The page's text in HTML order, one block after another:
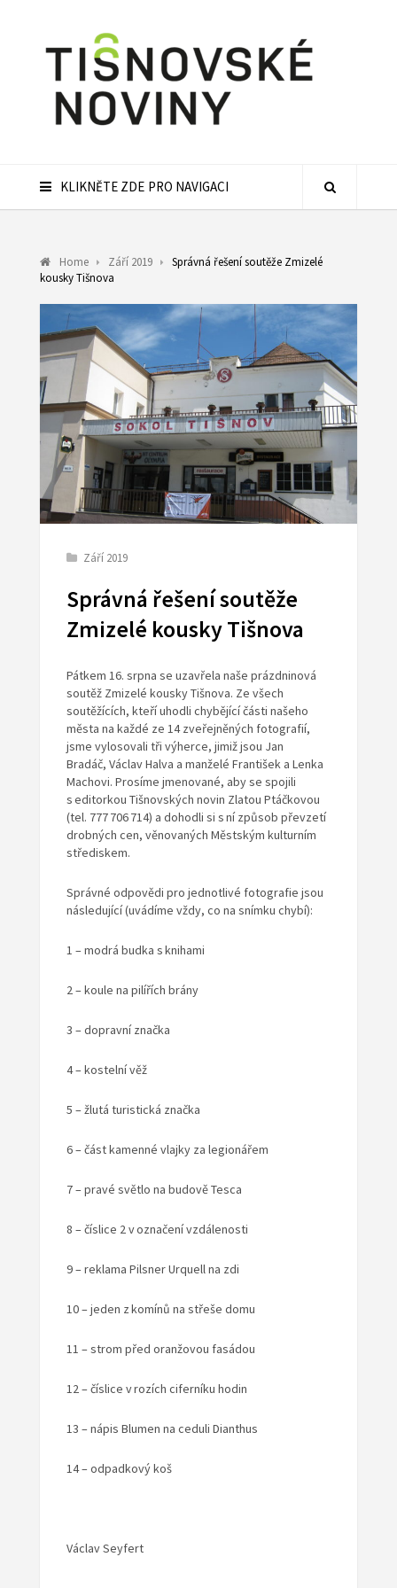
KLIKNĚTE ZDE PRO NAVIGACI
Home Září 2019
Správná řešení soutěže Zmizelé
kousky Tišnova
Září 2019
Správná řešení soutěže
Zmizelé kousky Tišnova
Pátkem 16. srpna se uzavřela naše prázdninová
soutěž Zmizelé kousky Tišnova. Ze všech
soutěžících, kteří uhodli chybějící části našeho
města na každé ze 14 zveřejněných fotografií,
jsme vylosovali tři výherce, jimiž jsou Jan
Bradáč, Václav Halva a manželé František a Lenka
Machovi. Prosíme jmenované, aby se spojili
s editorkou Tišnovských novin Zlatou Ptáčkovou
(tel. 777 706 714) a dohodli si s ní způsob převzetí
drobných cen, věnovaných Městským kulturním
střediskem.
Správné odpovědi pro jednotlivé fotografie jsou
následující (uvádíme vždy, co na snímku chybí):
1 – modrá budka s knihami
2 – koule na pilířích brány
3 – dopravní značka
4 – kostelní věž
5 – žlutá turistická značka
6 – část kamenné vlajky za legionářem
7 – pravé světlo na budově Tesca
8 – číslice 2 v označení vzdálenosti
9 – reklama Pilsner Urquell na zdi
10 – jeden z komínů na střeše domu
11 – strom před oranžovou fasádou
12 – číslice v rozích ciferníku hodin
13 – nápis Blumen na ceduli Dianthus
14 – odpadkový koš
Václav Seyfert